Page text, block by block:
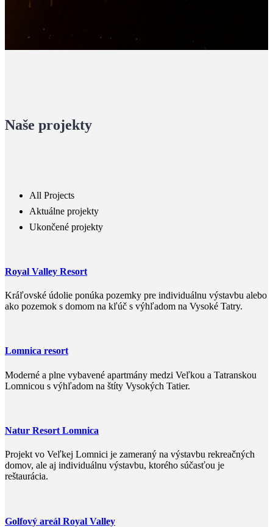
Naše projekty
All Projects
Aktuálne projekty
Ukončené projekty
Royal Valley Resort
Kráľovské údolie ponúka pozemky pre individuálnu výstavbu alebo
ako pozemok s domom na kľúč s výhľadom na Vysoké Tatry.
Lomnica resort
Moderné a plne vybavené apartmány medzi Veľkou a Tatranskou
Lomnicou s výhľadom na štíty Vysokých Tatier.
Natur Resort Lomnica
Projekt vo Veľkej Lomnici je zameraný na výstavbu rekreačných
domov, ale aj individuálnu výstavbu, ktorého súčasťou je
reštaurácia.
Golfový areál Royal Valley